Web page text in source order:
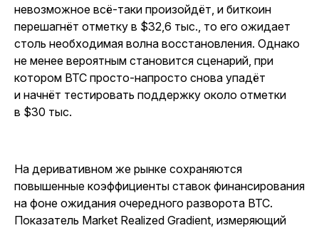
невозможное всё-таки произойдёт, и биткоин
перешагнёт отметку в $32,6 тыс., то его ожидает
столь необходимая волна восстановления. Однако
не менее вероятным становится сценарий, при
котором BTC просто-напросто снова упадёт
и начнёт тестировать поддержку около отметки
в $30 тыс.
На деривативном же рынке сохраняются
повышенные коэффициенты ставок финансирования
на фоне ожидания очередного разворота BTC.
Показатель Market Realized Gradient, измеряющий